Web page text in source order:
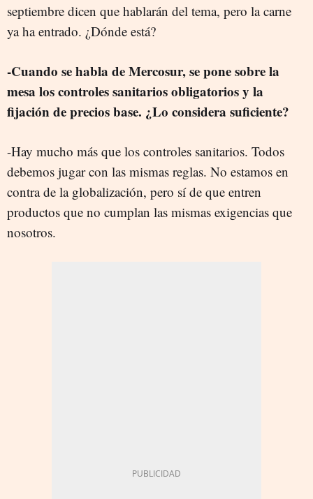
septiembre dicen que hablarán del tema, pero la carne
ya ha entrado. ¿Dónde está?
-Cuando se habla de Mercosur, se pone sobre la
mesa los controles sanitarios obligatorios y la
fijación de precios base. ¿Lo considera suficiente?
-Hay mucho más que los controles sanitarios. Todos
debemos jugar con las mismas reglas. No estamos en
contra de la globalización, pero sí de que entren
productos que no cumplan las mismas exigencias que
nosotros.